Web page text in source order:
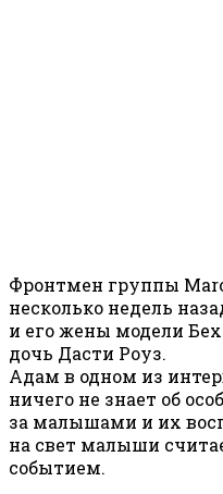
Фронтмен группы
несколько недель
и его жены модели
дочь Дасти Роуз.
Адам в одном из
ничего не знает об
за малышами и их
на свет малыши
событием.